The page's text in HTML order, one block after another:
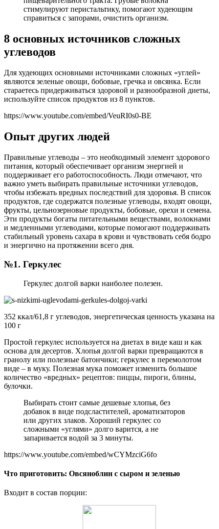
стимулируют перистальтику, помогают худеющим
справиться с запорами, очистить организм.
8 основных источников сложных
углеводов
Для худеющих основными источниками сложных «углей»
являются зеленые овощи, бобовые, гречка и овсянка. Если
стараетесь придерживаться здоровой и разнообразной диеты,
используйте список продуктов из 8 пунктов.
https://www.youtube.com/embed/VeuRI0s0-BE
Опыт других людей
Правильные углеводы – это необходимый элемент здорового
питания, который обеспечивает организм энергией и
поддерживает его работоспособность. Люди отмечают, что
важно уметь выбирать правильные источники углеводов,
чтобы избежать вредных последствий для здоровья. В список
продуктов, где содержатся полезные углеводы, входят овощи,
фрукты, цельнозерновые продукты, бобовые, орехи и семена.
Эти продукты богаты питательными веществами, волокнами
и медленными углеводами, которые помогают поддерживать
стабильный уровень сахара в крови и чувствовать себя бодро
и энергично на протяжении всего дня.
№1. Геркулес
Геркулес долгой варки наиболее полезен.
352 ккал/61,8 г углеводов, энергетическая ценность указана на
100 г
Простой геркулес используется на диетах в виде каш и как
основа для десертов. Хлопья долгой варки превращаются в
гранолу или полезные батончики; геркулес в перемолотом
виде – в муку. Полезная мука поможет изменить большое
количество «вредных» рецептов: пиццы, пироги, блины,
булочки.
Выбирать стоит самые дешевые хлопья, без
добавок в виде подсластителей, ароматизаторов
или других злаков. Хороший геркулес со
сложными «углями» долго варится, а не
запаривается водой за 3 минуты.
https://www.youtube.com/embed/wCYMzciG6fo
Что приготовить: Овсяноблин с сыром и зеленью
Входит в состав порции: